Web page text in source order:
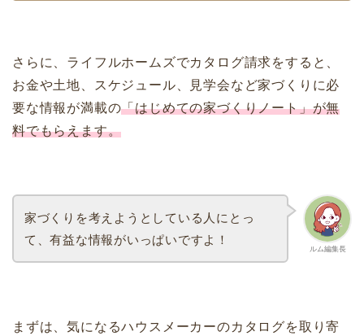
さらに、ライフルホームズでカタログ請求をすると、
お金や土地、スケジュール、見学会など家づくりに必
要な情報が満載の「はじめての家づくりノート」が無
料でもらえます。
ルム編集長
家づくりを考えようとしている人にとっ
て、有益な情報がいっぱいですよ！
まずは、気になるハウスメーカーのカタログを取り寄